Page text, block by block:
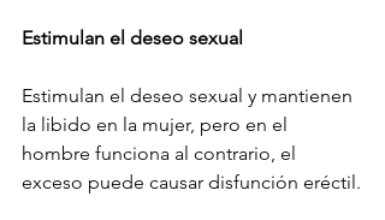
Estimulan el deseo sexual
Estimulan el deseo sexual y mantienen
la libido en la mujer, pero en el
hombre funciona al contrario, el
exceso puede causar disfunción eréctil.